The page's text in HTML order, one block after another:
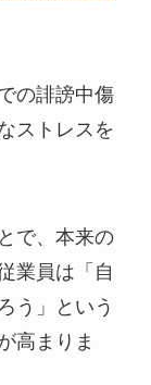
の誹謗中傷
ストレスを
で、本来の
業員は「自
う」という
高まりま